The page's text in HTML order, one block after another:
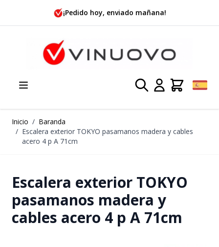
¡Pedido hoy, enviado mañana!
Inicio / Baranda
/ Escalera exterior TOKYO pasamanos madera y cables
acero 4 p A 71cm
Escalera exterior TOKYO
pasamanos madera y
cables acero 4 p A 71cm